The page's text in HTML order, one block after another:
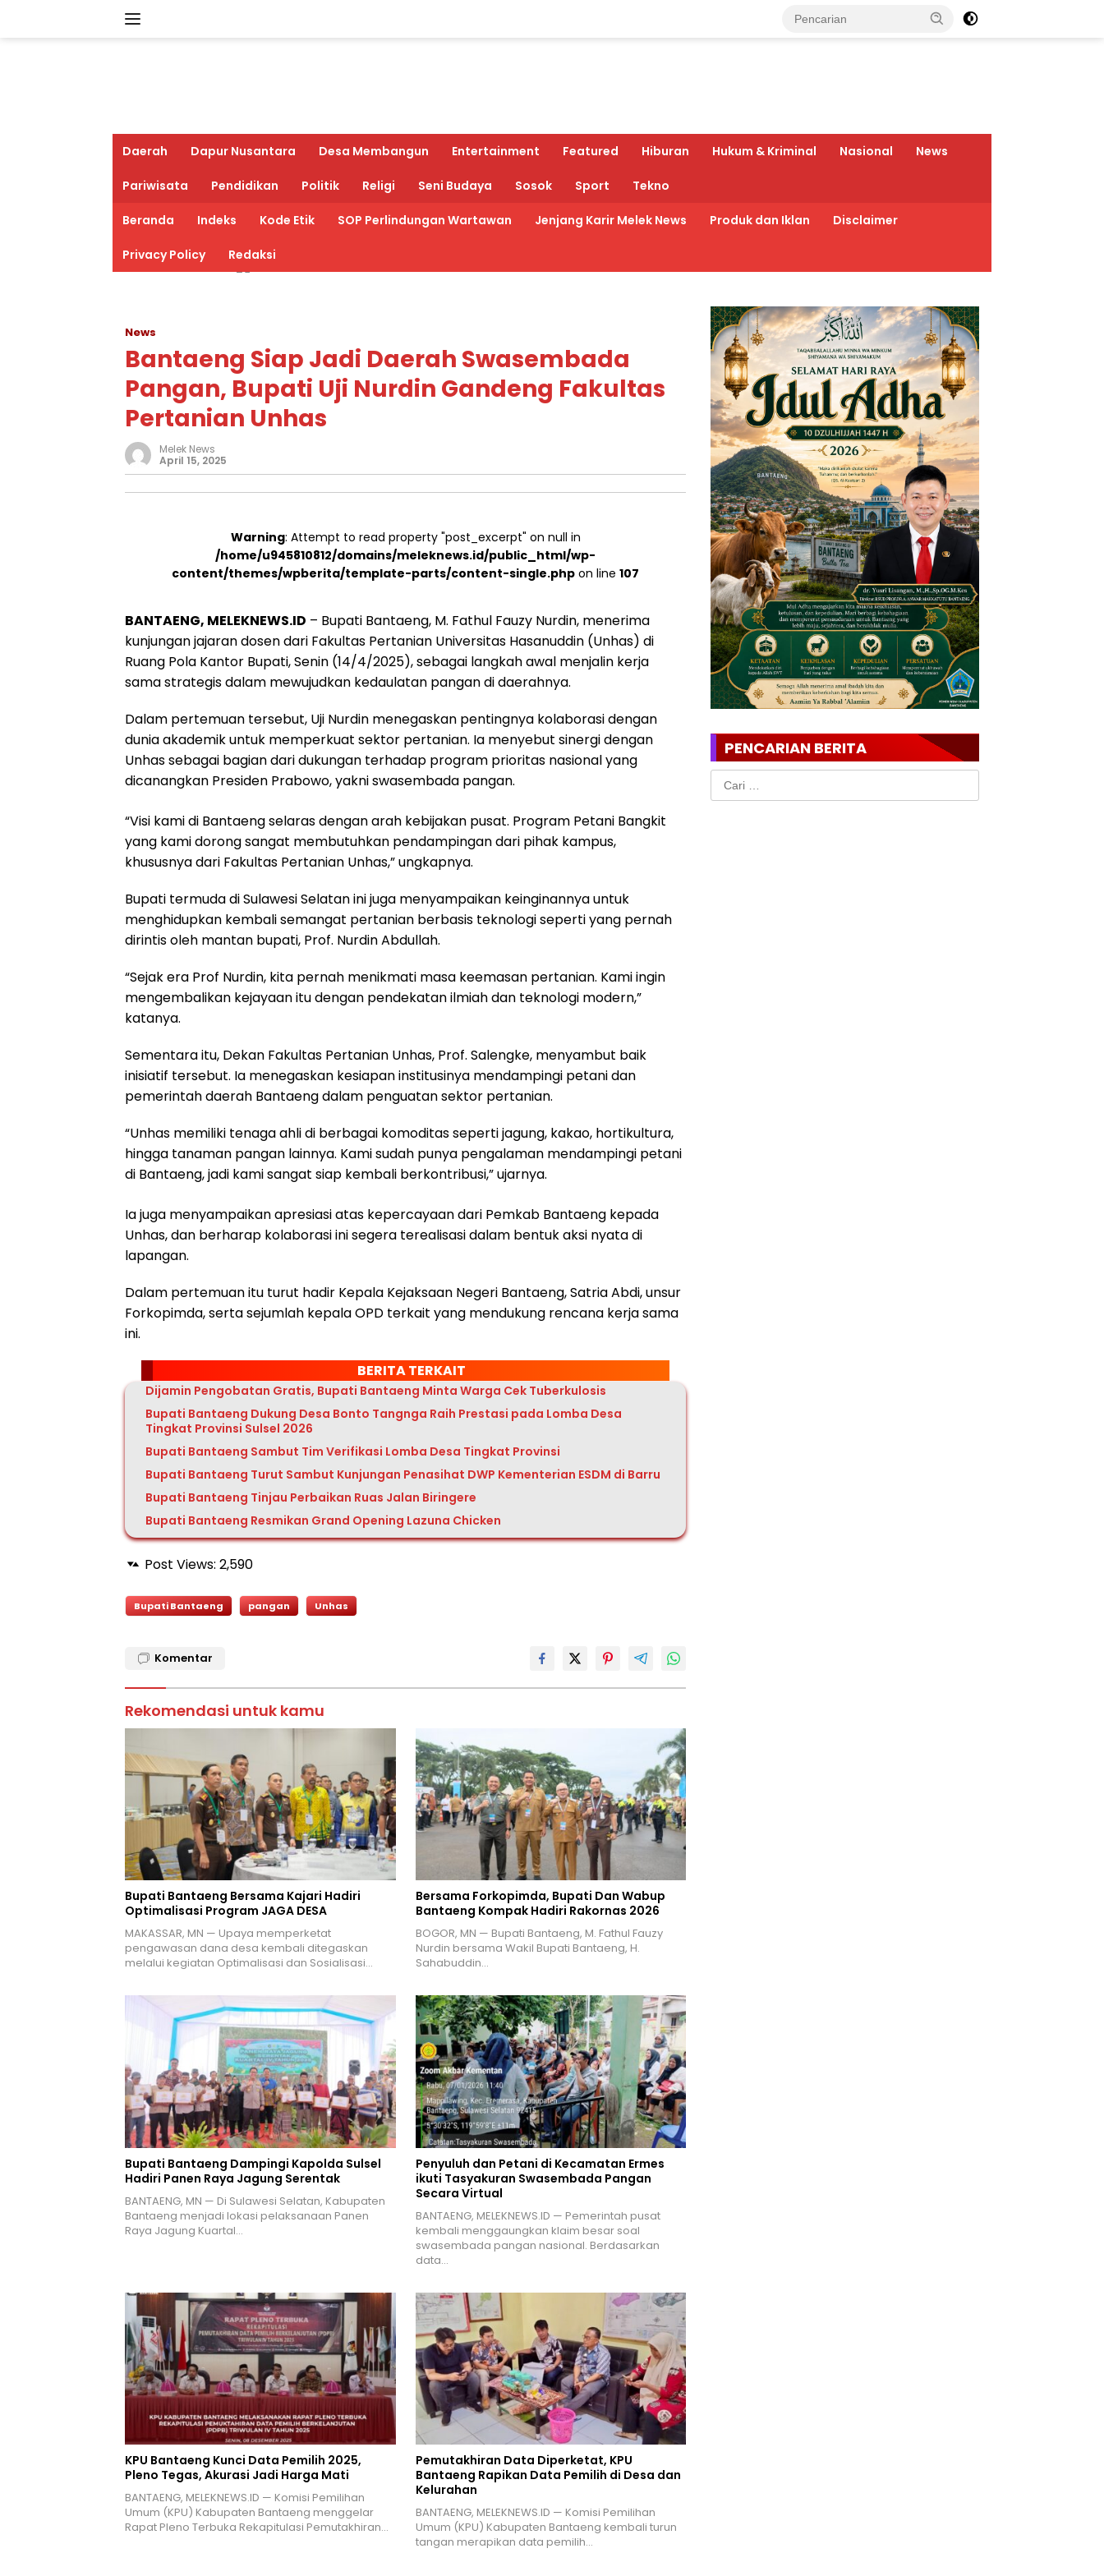
Daerah Dapur Nusantara Desa Membangun Entertainment Featured Hiburan Hukum & Kriminal Nasional News
Pariwisata Pendidikan Politik Religi Seni Budaya Sosok Sport Tekno
Beranda Indeks Kode Etik SOP Perlindungan Wartawan Jenjang Karir Melek News Produk dan Iklan Disclaimer
Privacy Policy Redaksi
News
Bantaeng Siap Jadi Daerah Swasembada
Pangan, Bupati Uji Nurdin Gandeng Fakultas
Pertanian Unhas
Melek News
April 15, 2025
Warning: Attempt to read property "post_excerpt" on null in
/home/u945810812/domains/meleknews.id/public_html/wp-
content/themes/wpberita/template-parts/content-single.php on line107
BANTAENG, MELEKNEWS.ID – Bupati Bantaeng, M. Fathul Fauzy Nurdin, menerima
kunjungan jajaran dosen dari Fakultas Pertanian Universitas Hasanuddin (Unhas) di
Ruang Pola Kantor Bupati, Senin (14/4/2025), sebagai langkah awal menjalin kerja
sama strategis dalam mewujudkan kedaulatan pangan di daerahnya.
Dalam pertemuan tersebut, Uji Nurdin menegaskan pentingnya kolaborasi dengan
dunia akademik untuk memperkuat sektor pertanian. Ia menyebut sinergi dengan
Unhas sebagai bagian dari dukungan terhadap program prioritas nasional yang
dicanangkan Presiden Prabowo, yakni swasembada pangan.
“Visi kami di Bantaeng selaras dengan arah kebijakan pusat. Program Petani Bangkit
yang kami dorong sangat membutuhkan pendampingan dari pihak kampus,
khususnya dari Fakultas Pertanian Unhas,” ungkapnya.
Bupati termuda di Sulawesi Selatan ini juga menyampaikan keinginannya untuk
menghidupkan kembali semangat pertanian berbasis teknologi seperti yang pernah
dirintis oleh mantan bupati, Prof. Nurdin Abdullah.
“Sejak era Prof Nurdin, kita pernah menikmati masa keemasan pertanian. Kami ingin
mengembalikan kejayaan itu dengan pendekatan ilmiah dan teknologi modern,”
katanya.
Sementara itu, Dekan Fakultas Pertanian Unhas, Prof. Salengke, menyambut baik
inisiatif tersebut. Ia menegaskan kesiapan institusinya mendampingi petani dan
pemerintah daerah Bantaeng dalam penguatan sektor pertanian.
“Unhas memiliki tenaga ahli di berbagai komoditas seperti jagung, kakao, hortikultura,
hingga tanaman pangan lainnya. Kami sudah punya pengalaman mendampingi petani
di Bantaeng, jadi kami sangat siap kembali berkontribusi,” ujarnya.
Ia juga menyampaikan apresiasi atas kepercayaan dari Pemkab Bantaeng kepada
Unhas, dan berharap kolaborasi ini segera terealisasi dalam bentuk aksi nyata di
lapangan.
Dalam pertemuan itu turut hadir Kepala Kejaksaan Negeri Bantaeng, Satria Abdi, unsur
Forkopimda, serta sejumlah kepala OPD terkait yang mendukung rencana kerja sama
ini.
BERITA TERKAIT
Dijamin Pengobatan Gratis, Bupati Bantaeng Minta Warga Cek Tuberkulosis
Bupati Bantaeng Dukung Desa Bonto Tangnga Raih Prestasi pada Lomba Desa
Tingkat Provinsi Sulsel 2026
Bupati Bantaeng Sambut Tim Verifikasi Lomba Desa Tingkat Provinsi
Bupati Bantaeng Turut Sambut Kunjungan Penasihat DWP Kementerian ESDM di Barru
Bupati Bantaeng Tinjau Perbaikan Ruas Jalan Biringere
Bupati Bantaeng Resmikan Grand Opening Lazuna Chicken
Post Views: 2,590
Bupati Bantaeng pangan Unhas
Komentar
Rekomendasi untuk kamu
Bupati Bantaeng Bersama Kajari Hadiri
Optimalisasi Program JAGA DESA
MAKASSAR, MN — Upaya memperketat
pengawasan dana desa kembali ditegaskan
melalui kegiatan Optimalisasi dan Sosialisasi…
Bersama Forkopimda, Bupati Dan Wabup
Bantaeng Kompak Hadiri Rakornas 2026
BOGOR, MN — Bupati Bantaeng, M. Fathul Fauzy
Nurdin bersama Wakil Bupati Bantaeng, H.
Sahabuddin…
Bupati Bantaeng Dampingi Kapolda Sulsel
Hadiri Panen Raya Jagung Serentak
BANTAENG, MN — Di Sulawesi Selatan, Kabupaten
Bantaeng menjadi lokasi pelaksanaan Panen
Raya Jagung Kuartal…
Penyuluh dan Petani di Kecamatan Ermes
ikuti Tasyakuran Swasembada Pangan
Secara Virtual
BANTAENG, MELEKNEWS.ID — Pemerintah pusat
kembali menggaungkan klaim besar soal
swasembada pangan nasional. Berdasarkan
data…
KPU Bantaeng Kunci Data Pemilih 2025,
Pleno Tegas, Akurasi Jadi Harga Mati
BANTAENG, MELEKNEWS.ID — Komisi Pemilihan
Umum (KPU) Kabupaten Bantaeng menggelar
Rapat Pleno Terbuka Rekapitulasi Pemutakhiran…
Pemutakhiran Data Diperketat, KPU
Bantaeng Rapikan Data Pemilih di Desa dan
Kelurahan
BANTAENG, MELEKNEWS.ID — Komisi Pemilihan
Umum (KPU) Kabupaten Bantaeng kembali turun
tangan merapikan data pemilih…
PENCARIAN BERITA
Cari
untuk: